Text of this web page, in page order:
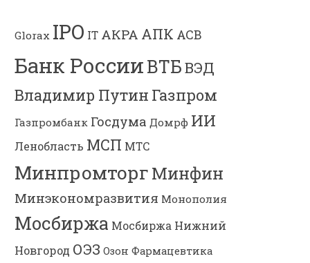
Glorax IPO IT АКРА АПК АСВ
Банк РоссииВТБВЭД
Владимир Путин Газпром
Газпромбанк Госдума Домрф ИИ
Ленобласть МСП МТС
МинпромторгМинфин
Минэкономразвития Монополия
Мосбиржа Мосбиржа Нижний
Новгород ОЭЗ Озон Фармацевтика